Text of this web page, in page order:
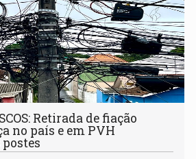
Retirada de fiação
no país e em PVH